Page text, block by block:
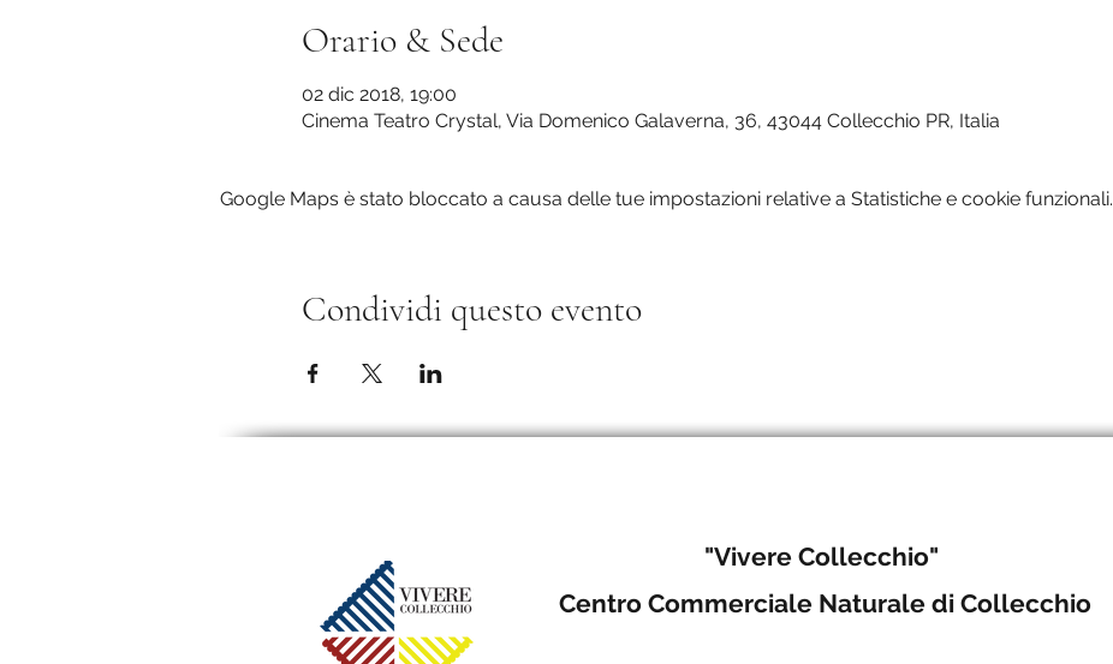
Orario & Sede
02 dic 2018, 19:00
Cinema Teatro Crystal, Via Domenico Galaverna, 36, 43044 Collecchio PR, Italia
Google Maps è stato bloccato a causa delle tue impostazioni relative a Statistiche e cookie funzionali.
Condividi questo evento
"Vivere Collecchio"
Centro Commerciale Naturale di Collecchio